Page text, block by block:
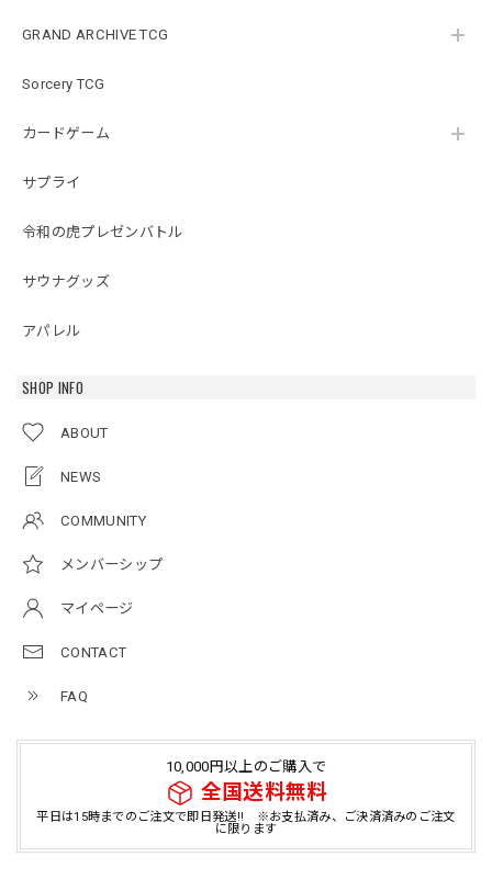
GRAND ARCHIVE TCG
Sorcery TCG
カードゲーム
サプライ
令和の虎プレゼンバトル
サウナグッズ
アパレル
SHOP INFO
ABOUT
NEWS
COMMUNITY
メンバーシップ
マイページ
CONTACT
FAQ
10,000円以上のご購入で
全国送料無料
平日は15時までのご注文で即日発送!! ※お支払済み、ご決済済みのご注文
に限ります